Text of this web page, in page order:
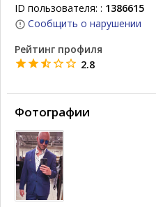
ID пользователя: : 1386615
Сообщить о нарушении
Рейтинг профиля
2.8
Фотографии